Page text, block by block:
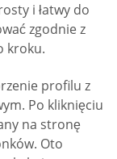
i łatwy do
zgodnie z
kroku.
profilu z
Po kliknięciu
na stronę
Oto